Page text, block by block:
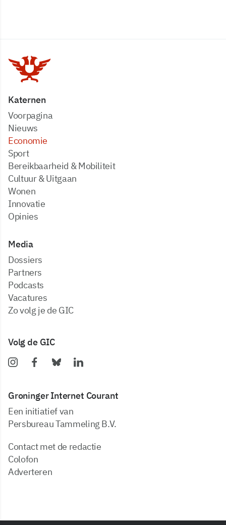
Katernen
Voorpagina
Nieuws
Economie
Sport
Bereikbaarheid & Mobiliteit
Cultuur & Uitgaan
Wonen
Innovatie
Opinies
Media
dossiers
partners
podcasts
vacatures
zo volg je de GIC
Volg de GIC
Groninger Internet Courant
Een initiatief van
Persbureau Tammeling B.V.
Contact met de redactie
Colofon
Adverteren